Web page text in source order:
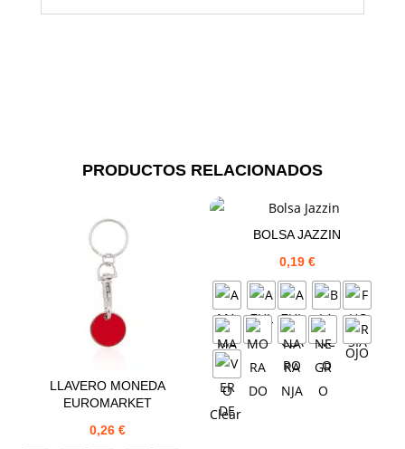
PRODUCTOS RELACIONADOS
LLAVERO MONEDA
EUROMARKET
0,26€
BOLSA JAZZIN
0,19 €
Clear